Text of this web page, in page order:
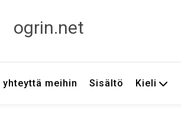
ogrin.net
yhteyttä meihin Sisältö Kieli